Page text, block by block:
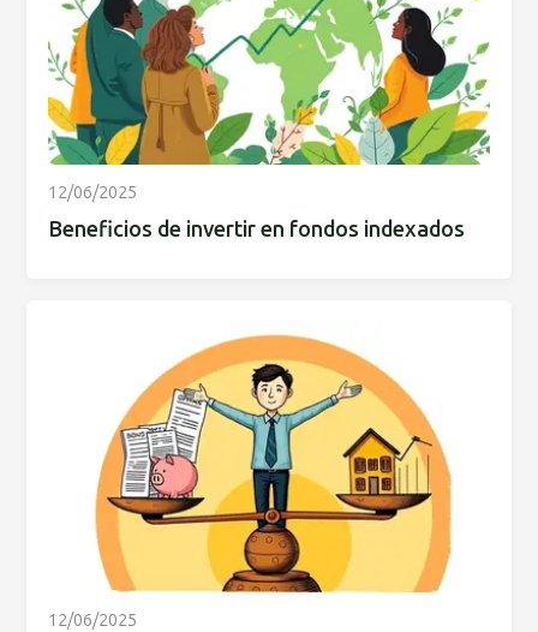
12/06/2025
Beneficios de invertir en fondos indexados
12/06/2025